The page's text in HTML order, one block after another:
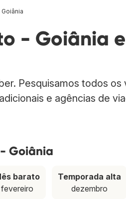
- Goiânia
Pesquisamos todos os
e agências de
Goiânia
barato
fevereiro
Temporada alta
dezembro